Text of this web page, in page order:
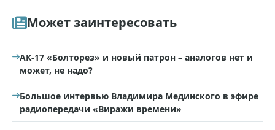
Может заинтересовать
АК-17 «Болторез» и новый патрон – аналогов нет и
может, не надо?
Большое интервью Владимира Мединского в эфире
радиопередачи «Виражи времени»